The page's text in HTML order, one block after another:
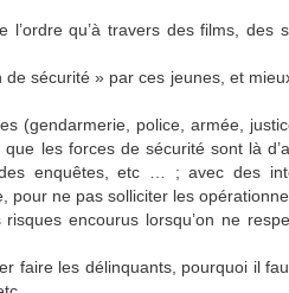
qu’à travers des films, des
sécurité » par ces jeunes, et
(gendarmerie, police, armée,
les forces de sécurité sont là
enquêtes, etc … ; avec des
ne pas solliciter les
encourus lorsqu’on ne
faire les délinquants, pourquoi il